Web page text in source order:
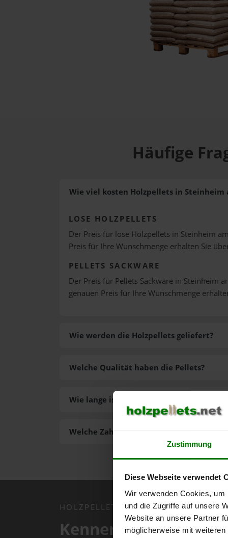
Zustimmung
Diese Webseite verwendet
Wir verwenden Cookies,
und die Zugriffe auf unsere
Website an unsere Partner
möglicherweise mit
Häufige
Wie viel kosten Holzpellets in Steinheim
LOSE HOLZPELLETS
Der Preis für lose Holzpellets in Steinheim
Preis für Ihre Wunschmenge erhalten Sie
PELLETS SACKWARE
Der Preis für Pellets Sackware in Steinheim
genauen Preis für Ihre Wunschmenge
Wie werden die Holzpellets geliefert?
Welche Zahlungsarten gibt es?
Welche Qualität haben die Pellets?
Wie lange ist die Lieferzeit der Pellets?
HOLZPELLETS.NET APP
Kennen Sie schon